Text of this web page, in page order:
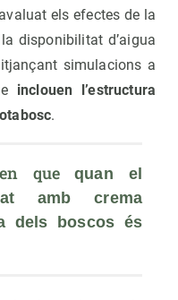
els efectes de la
disponibilitat d’aigua
simulacions a
inclouen
l’estructura
.
que quan el
amb crema
dels boscos és